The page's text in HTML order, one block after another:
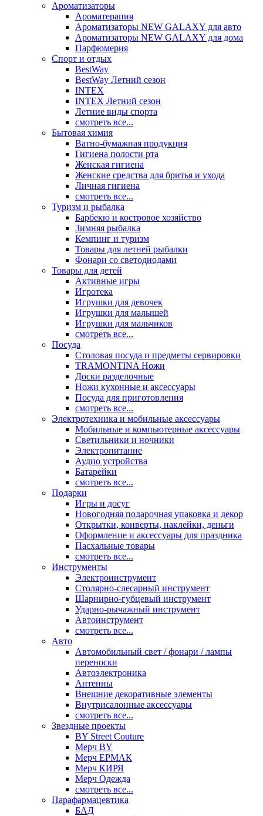
Ароматизаторы
Ароматерапия
Ароматизаторы NEW GALAXY для авто
Ароматизаторы NEW GALAXY для дома
Парфюмерия
Спорт и отдых
BestWay
BestWay Летний сезон
INTEX
INTEX Летний сезон
Летние виды спорта
смотреть все...
Бытовая химия
Ватно-бумажная продукция
Гигиена полости рта
Женская гигиена
Женские средства для бритья и ухода
Личная гигиена
смотреть все...
Туризм и рыбалка
Барбекю и костровое хозяйство
Зимняя рыбалка
Кемпинг и туризм
Товары для летней рыбалки
Фонари со светодиодами
Товары для детей
Активные игры
Игротека
Игрушки для девочек
Игрушки для малышей
Игрушки для мальчиков
смотреть все...
Посуда
Столовая посуда и предметы сервировки
TRAMONTINA Ножи
Доски разделочные
Ножи кухонные и аксессуары
Посуда для приготовления
смотреть все...
Электротехника и мобильные аксессуары
Мобильные и компьютерные аксессуары
Светильники и ночники
Электропитание
Аудио устройства
Батарейки
смотреть все...
Подарки
Игры и досуг
Новогодняя подарочная упаковка и декор
Открытки, конверты, наклейки, деньги
Оформление и аксессуары для праздника
Пасхальные товары
смотреть все...
Инструменты
Электроинструмент
Столярно-слесарный инструмент
Шарнирно-губцевый инструмент
Ударно-рычажный инструмент
Автоинструмент
смотреть все...
Авто
Автомобильный свет / фонари / лампы
переноски
Автоэлектроника
Антенны
Внешние декоративные элементы
Внутрисалонные аксессуары
смотреть все...
Звездные проекты
BY Street Couture
Мерч BY
Мерч ЕРМАК
Мерч КИРЯ
Мерч Одежда
смотреть все...
Парафармацевтика
БАД